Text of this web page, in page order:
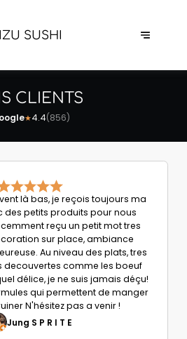
IZU SUSHI
CLIENTS
★4.4(856)
là bas, je reçois toujours ma
petits produits pour nous
reçu un petit mot tres
sur place, ambiance
Au niveau des plats, tres
decouvertes comme les boeuf
délice, je ne suis jamais déçu!
qui permettent de manger
N'hésitez pas a venir !
Jung S P R I T E